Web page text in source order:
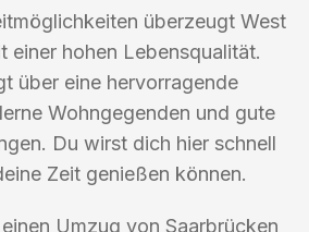
überzeugt West
einer hohen Lebensqualität.
über eine hervorragende
Wohngegenden und gute
Du wirst dich hier schnell
Zeit genießen können.
Umzug von Saarbrücken